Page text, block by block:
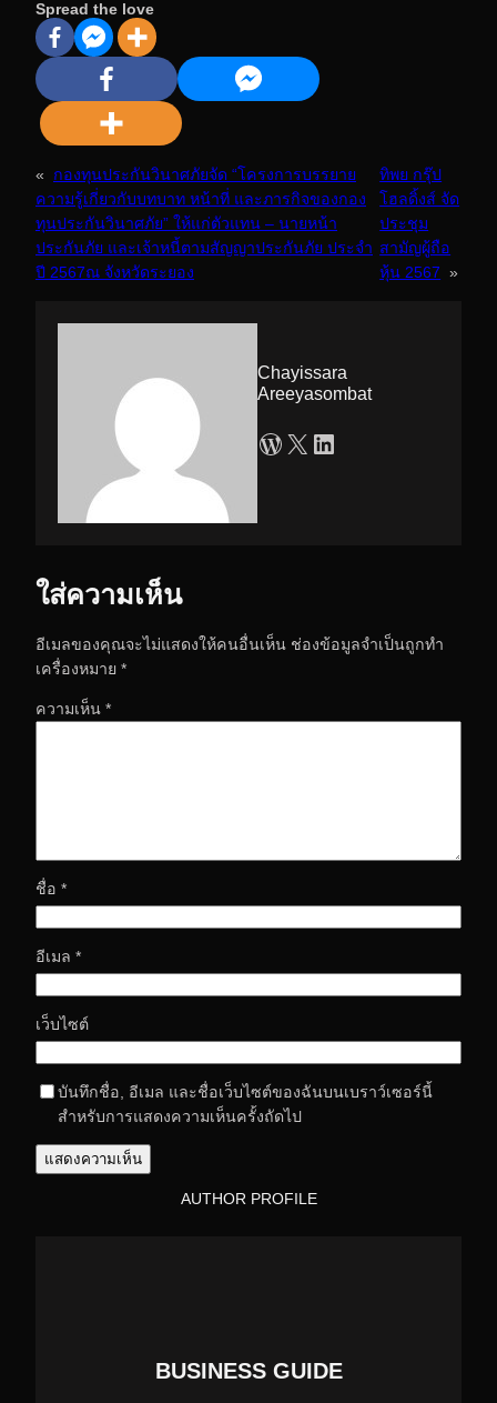
Spread the love
«
กองทุนประกันวินาศภัยจัด “โครงการบรรยาย
ความรู้เกี่ยวกับบทบาท หน้าที่ และภารกิจของกอง
ทุนประกันวินาศภัย” ให้แก่ตัวแทน – นายหน้า
ประกันภัย และเจ้าหนี้ตามสัญญาประกันภัย ประจำ
ปี 2567ณ จังหวัดระยอง
ทิพย กรุ๊ป
โฮลดิ้งส์ จัด
ประชุม
สามัญผู้ถือ
หุ้น 2567 »
Chayissara
Areeyasombat
WordPress X LinkedIn
ใส่ความเห็น
อีเมลของคุณจะไม่แสดงให้คนอื่นเห็น ช่องข้อมูลจำเป็นถูกทำ
เครื่องหมาย *
ความเห็น *
ชื่อ *
อีเมล *
เว็บไซต์
บันทึกชื่อ, อีเมล และชื่อเว็บไซต์ของฉันบนเบราว์เซอร์นี้
สำหรับการแสดงความเห็นครั้งถัดไป
AUTHOR PROFILE
BUSINESS GUIDE